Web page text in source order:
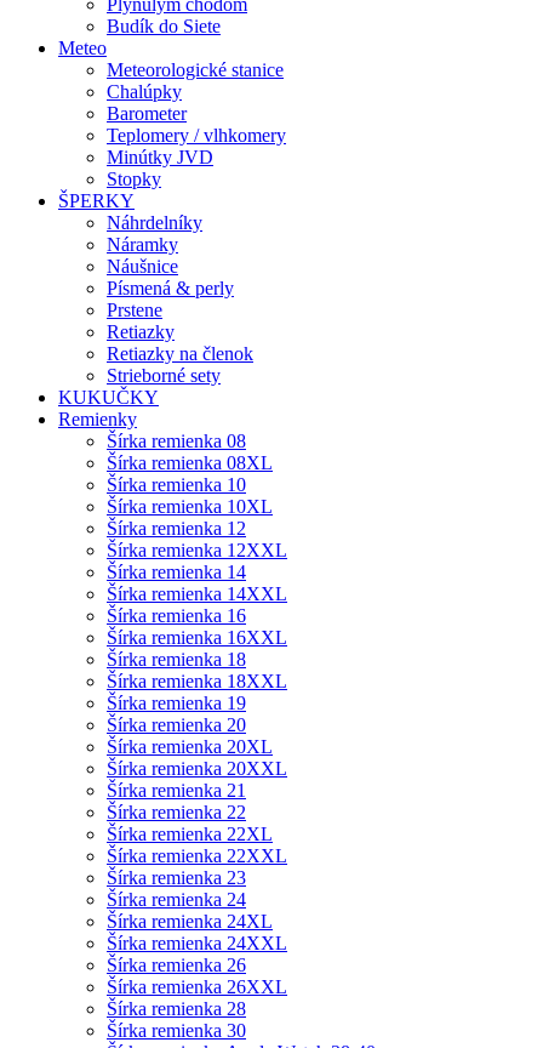
Plynulým chodom
Budík do Siete
Meteo
Meteorologické stanice
Chalúpky
Barometer
Teplomery / vlhkomery
Minútky JVD
Stopky
ŠPERKY
Náhrdelníky
Náramky
Náušnice
Písmená & perly
Prstene
Retiazky
Retiazky na členok
Strieborné sety
KUKUČKY
Remienky
Šírka remienka 08
Šírka remienka 08XL
Šírka remienka 10
Šírka remienka 10XL
Šírka remienka 12
Šírka remienka 12XXL
Šírka remienka 14
Šírka remienka 14XXL
Šírka remienka 16
Šírka remienka 16XXL
Šírka remienka 18
Šírka remienka 18XXL
Šírka remienka 19
Šírka remienka 20
Šírka remienka 20XL
Šírka remienka 20XXL
Šírka remienka 21
Šírka remienka 22
Šírka remienka 22XL
Šírka remienka 22XXL
Šírka remienka 23
Šírka remienka 24
Šírka remienka 24XL
Šírka remienka 24XXL
Šírka remienka 26
Šírka remienka 26XXL
Šírka remienka 28
Šírka remienka 30